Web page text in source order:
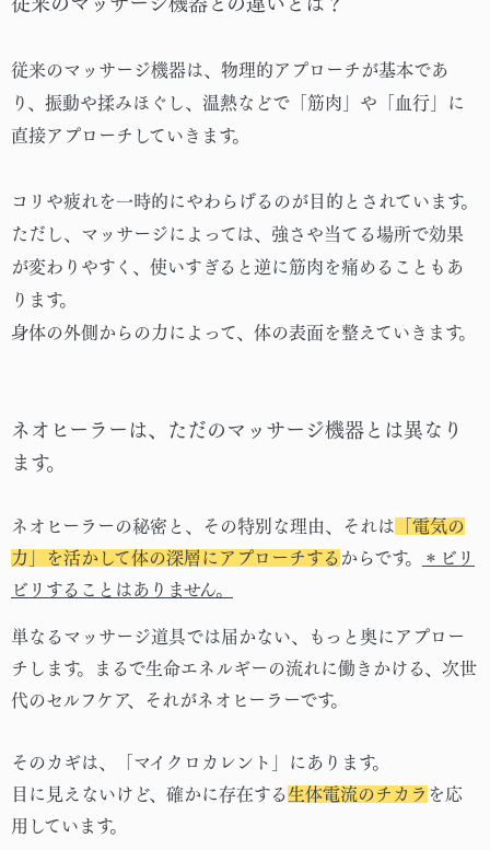
従来のマッサージ機器は、物理的アプローチが基本であ
り、振動や揉みほぐし、温熱などで「筋肉」や「血行」に
直接アプローチしていきます。
コリや疲れを一時的にやわらげるのが目的とされています。
ただし、マッサージによっては、強さや当てる場所で効果
が変わりやすく、使いすぎると逆に筋肉を痛めることもあ
ります。
身体の外側からの力によって、体の表面を整えていきます。
ネオヒーラーは、ただのマッサージ機器とは異なり
ます。
ネオヒーラーの秘密と、その特別な理由、それは 「電気の
力」を活かして体の深層にアプローチする からです。
＊ビリ
ビリすることはありません。
単なるマッサージ道具では届かない、もっと奥にアプロー
チします。まるで生命エネルギーの流れに働きかける、次世
代のセルフケア、それがネオヒーラーです。
そのカギは、「マイクロカレント」にあります。
目に見えないけど、確かに存在する生体電流のチカラ を応
用しています。